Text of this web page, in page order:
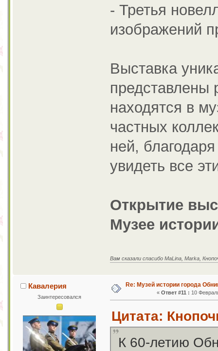
- Третья
изображений
Выставка
представлены
находятся в
частных
ней,
увидеть все
Открытие
Музее
Вам сказали спасибо MaLina, Marka,
Кавалерия
Заинтересовался
Re: Музей истории города
«Ответ #11 : 10
Цитата:
К 60-летию